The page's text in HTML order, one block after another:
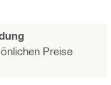
Preise